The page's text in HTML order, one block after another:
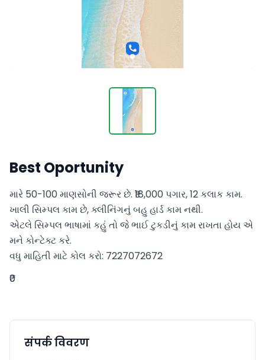
Best Oportunity
મારે 50-100 માણસોની જરૂર છે. ₹18,000 પગાર, 12 કલાક કામ.
ખાલી સિમ્પલ કામ છે, ક્લીનિંગનું બહુ હાર્ડ કામ નથી.
એટલે સિમ્પલ ભાષામાં કહું તો જે ભાઈ ટુકડીનું કામ રાખતા હોય એ
મને કોન્ટેક્ટ કરે.
વધુ માહિતી માટે કોલ કરો: 7227072672
₹0
संपर्क विवरण